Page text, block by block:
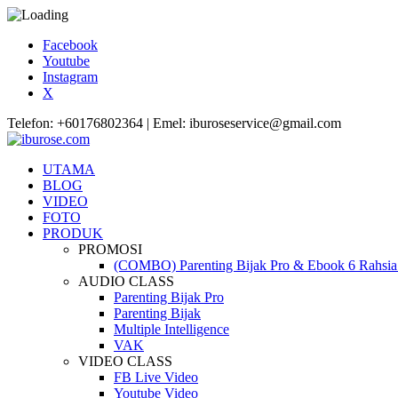
Facebook
Youtube
Instagram
X
Telefon: +60176802364 | Emel: iburoseservice@gmail.com
UTAMA
BLOG
VIDEO
FOTO
PRODUK
PROMOSI
(COMBO) Parenting Bijak Pro & Ebook 6
AUDIO CLASS
Parenting Bijak Pro
Parenting Bijak
Multiple Intelligence
VAK
VIDEO CLASS
FB Live Video
Youtube Video